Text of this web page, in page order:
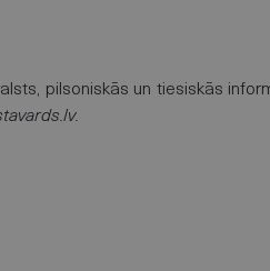
pilsoniskās un tiesiskās